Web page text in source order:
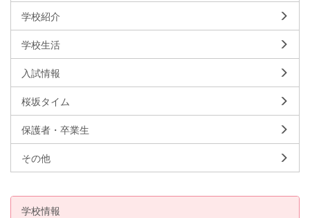
学校紹介
学校生活
入試情報
桜坂タイム
保護者・卒業生
その他
学校情報